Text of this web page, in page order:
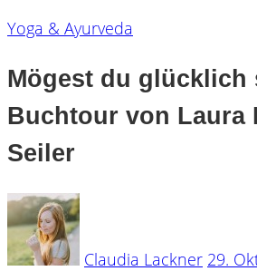
Yoga & Ayurveda
Mögest du glücklich
Buchtour von Laura
Seiler
Claudia Lackner 29.